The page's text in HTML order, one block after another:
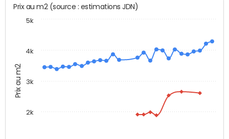
Prix au m2
Prix au m2 (source : estimations JDN)
2k
3k
4k
5k